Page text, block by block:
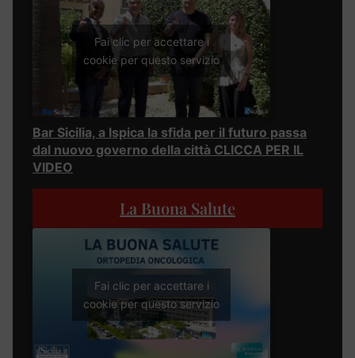
Fai clic per accettare i
cookie per questo servizio
Bar Sicilia, a Ispica la sfida per il futuro passa
dal nuovo governo della città CLICCA PER IL
VIDEO
La Buona Salute
Fai clic per accettare i
cookie per questo servizio